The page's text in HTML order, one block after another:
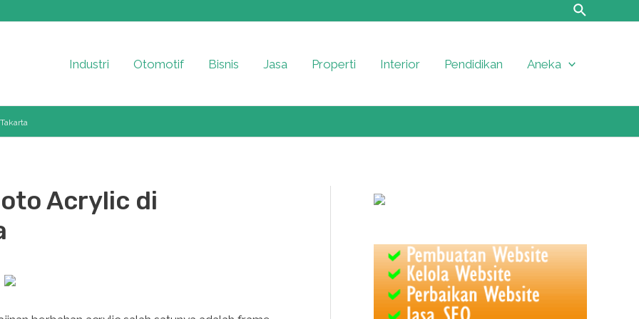
Industri
Otomotif Bisnis Jasa Properti Interior Pendidikan Aneka
Acrylic di